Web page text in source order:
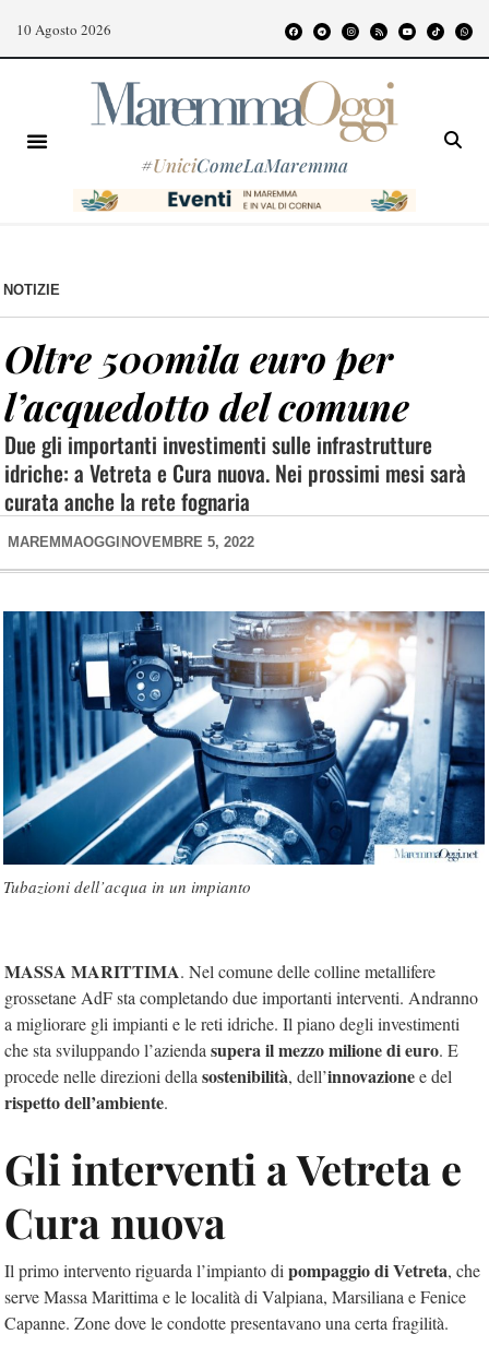
10 Agosto 2026
#UniciComeLaMaremma
NOTIZIE
Oltre 500mila euro per
l’acquedotto del comune
Due gli importanti investimenti sulle infrastrutture
idriche: a Vetreta e Cura nuova. Nei prossimi mesi sarà
curata anche la rete fognaria
MAREMMAOGGI NOVEMBRE 5, 2022
Tubazioni dell’acqua in un impianto
MASSA MARITTIMA. Nel comune delle colline metallifere
grossetane AdF sta completando due importanti interventi. Andranno
a migliorare gli impianti e le reti idriche. Il piano degli investimenti
che sta sviluppando l’azienda supera il mezzo milione di euro. E
procede nelle direzioni della sostenibilità, dell’innovazionee del
rispetto dell’ambiente.
Gli interventi a Vetreta e
Cura nuova
Il primo intervento riguarda l’impianto di pompaggio di Vetreta, che
serve Massa Marittima e le località di Valpiana, Marsiliana e Fenice
Capanne. Zone dove le condotte presentavano una certa fragilità.